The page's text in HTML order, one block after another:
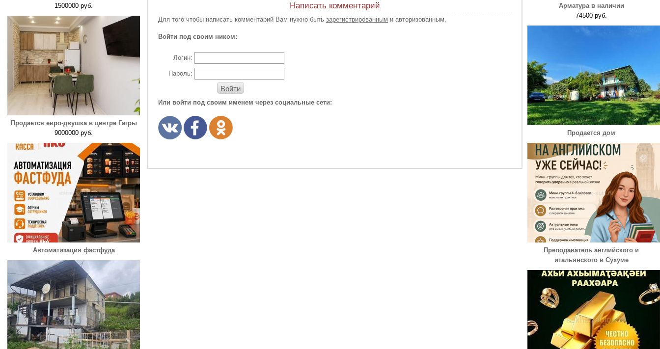
1500000 руб.
Продается евро-двушка в центре Гагры
9000000 руб.
Автоматизация фастфуда
Написать комментарий
Для того чтобы написать комментарий Вам нужно быть зарегистрированным и авторизованным.
Войти под своим ником:
Логин:
Пароль:
Войти
Или войти под своим именем через социальные сети:
Арматура в наличии
74500 руб.
Продается дом
Преподаватель английского и
итальянского в Сухуме